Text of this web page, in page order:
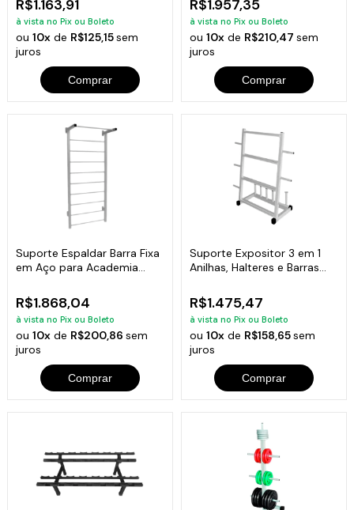
R$1.163,91
à vista no Pix ou Boleto
ou10x de R$125,15sem
juros
Comprar
R$1.957,35
à vista no Pix ou Boleto
ou 10xde R$210,47 sem
juros
Comprar
Suporte Espaldar Barra Fixa
em Aço para Academia
R$1.868,04
à vista no Pix ou Boleto
ou10x de R$200,86sem
juros
Comprar
Suporte Expositor 3 em 1
Anilhas, Halteres e Barras
R$1.475,47
à vista no Pix ou Boleto
ou 10xde R$158,65sem
juros
Comprar